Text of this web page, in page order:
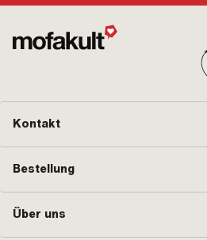
Kontakt
Bestellung
Über uns